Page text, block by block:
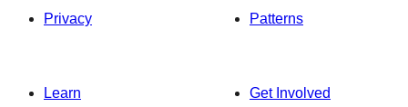
Privacy
Patterns
Learn
Get Involved